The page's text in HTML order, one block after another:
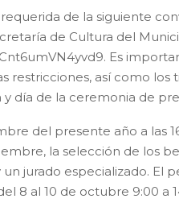
de la siguiente
de Cultura del
Es
restricciones, así como los
día de la ceremonia de
del presente año a las
la selección de los
jurado especializado. El
8 al 10 de octubre 9:00 a